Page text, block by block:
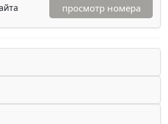
просмотр номера